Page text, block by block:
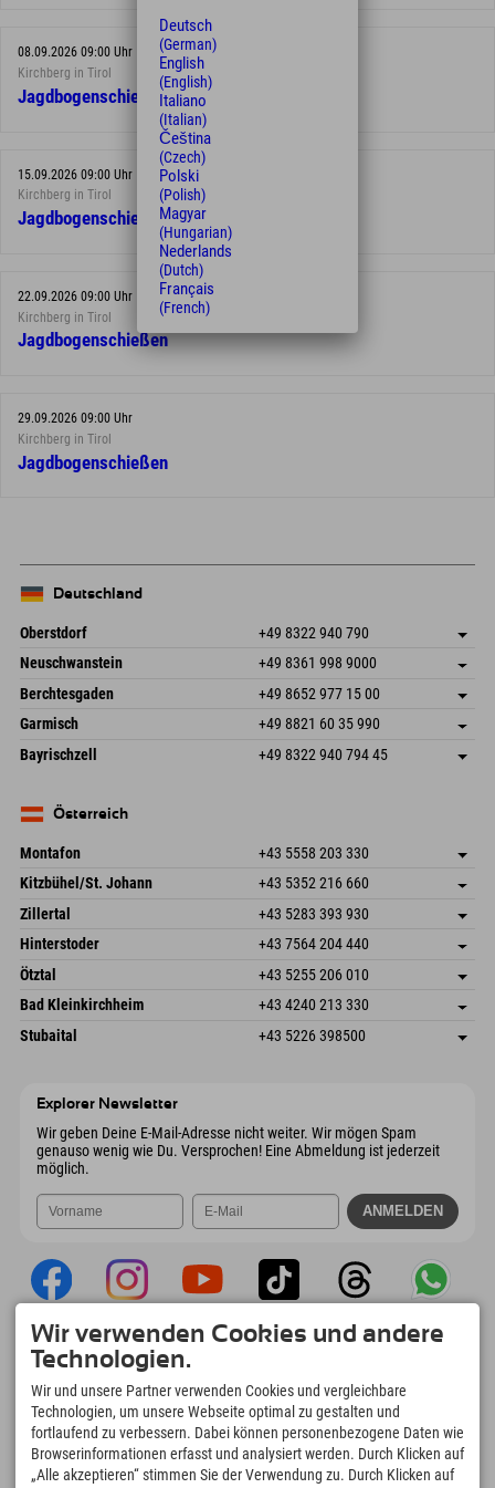
08.09.2026 09:00 Uhr
Kirchberg in Tirol
Jagdbogenschießen
15.09.2026 09:00 Uhr
Kirchberg in Tirol
Jagdbogenschießen
22.09.2026 09:00 Uhr
Kirchberg in Tirol
Jagdbogenschießen
29.09.2026 09:00 Uhr
Kirchberg in Tirol
Jagdbogenschießen
Deutschland
Oberstdorf +49 8322 940 790
An der Breitach 3
Deutschland
Adresse speichern
Buchen
Neuschwanstein +49 8361 998 9000
An der Riese 45
87484 Nesselwang im Allgäu
Deutschland
Adresse speichern
Buchen
Berchtesgaden +49 8652 977 15 00
Hofreitstr. 7
Deutschland
Adresse speichern
Buchen
Garmisch +49 8821 60 35 990
Frickenstraße 22
82490 Farchant
Adresse speichern
Bayrischzell +49 8322 940 794 45
Deutschland
Österreich
Montafon +43 5558 203 330
Dorfstr. 127b
6793 Gaschurn/Montafon
Österreich
Adresse speichern
Buchen
Kitzbühel/St. Johann +43 5352 216 660
Speckbacherstraße 87
Österreich
Adresse speichern
Buchen
Zillertal +43 5283 393 930
Schmiedau 2
Österreich
Adresse speichern
Buchen
Hinterstoder +43 7564 204 440
Freizeitpark 10
Österreich
Adresse speichern
Buchen
Ötztal +43 5255 206 010
Gscheat 14
Österreich
Adresse speichern
Buchen
Bad Kleinkirchheim +43 4240 213 330
Dorfstraße 24
Adresse speichern
Stubaital +43 5226 398500
Explorer Newsletter
Wir geben Deine E-Mail-Adresse nicht weiter. Wir mögen Spam
genauso wenig wie Du. Versprochen! Eine Abmeldung ist jederzeit
möglich.
Explorer App
Upload Deiner #ExplorerMoments, Mein
Explorer To Go mit Buchungsübersicht,
Bucketlist, Restaurantübersicht uvm. Jetzt
downloaden!
Wir verwenden Cookies und andere
Technologien.
Wir und unsere Partner verwenden Cookies und vergleichbare
Technologien, um unsere Webseite optimal zu gestalten und
fortlaufend zu verbessern. Dabei können personenbezogene Daten wie
Browserinformationen erfasst und analysiert werden. Durch Klicken auf
„Alle akzeptieren“ stimmen Sie der Verwendung zu. Durch Klicken auf
Deutsch
(German)
English
(English)
Italiano
(Italian)
Čeština
(Czech)
Polski
(Polish)
Magyar
(Hungarian)
Nederlands
(Dutch)
Français
(French)